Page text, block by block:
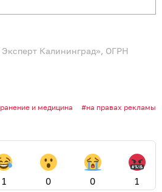
Калининград», ОГРН
и медицина на правах рекламы
1 0 0 1